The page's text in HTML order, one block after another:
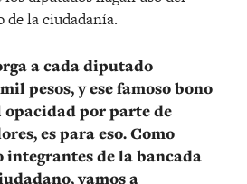
de la ciudadanía.
a cada diputado
pesos, y ese famoso bono
por parte de
es para eso. Como
de la bancada
vamos a